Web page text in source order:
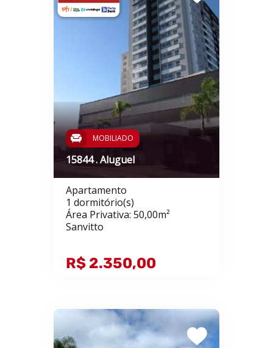
MOBILIADO
15844 . Aluguel
Apartamento
1 dormitório(s)
Área Privativa: 50,00m²
Sanvitto
R$ 2.350,00